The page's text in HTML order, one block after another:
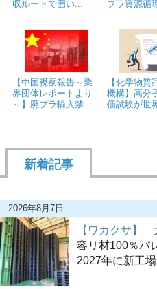
収ルートで囲い... プラ資源循
【中国視察報告～業
界団体レポートより
～】廃プラ輸入禁...
【化学物質
機構】高分
価試験が世
新着記事
2026年8月7日
【ワカクサ】
容リ材100％パ
2027年に新工